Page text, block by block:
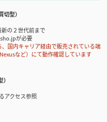
型）
の２世代前まで
が必要
国内キャリア経由で販売されている端
など）にて動作確認しています
アクセス参照